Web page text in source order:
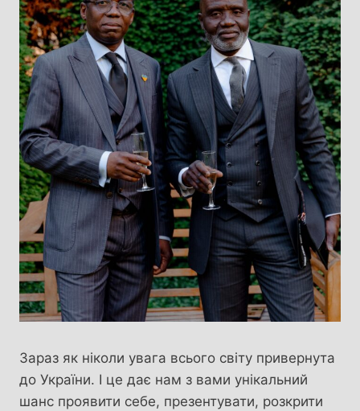
Зараз як ніколи увага всього світу привернута
до України. І це дає нам з вами унікальний
шанс проявити себе, презентувати, розкрити